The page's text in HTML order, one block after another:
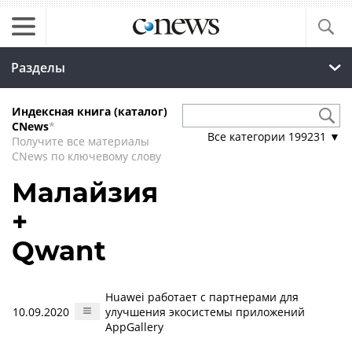
Разделы
Индексная книга (каталог)
CNews*
Получите все материалы
CNews по ключевому слову
Все категории 199231 ▼
Малайзия
+
Qwant
10.09.2020
Huawei работает с партнерами для
улучшения экосистемы приложений
AppGallery